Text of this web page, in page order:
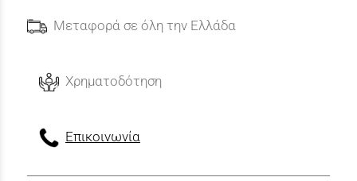
Μεταφορά σε όλη την Ελλάδα
Χρηματοδότηση
Επικοινωνία